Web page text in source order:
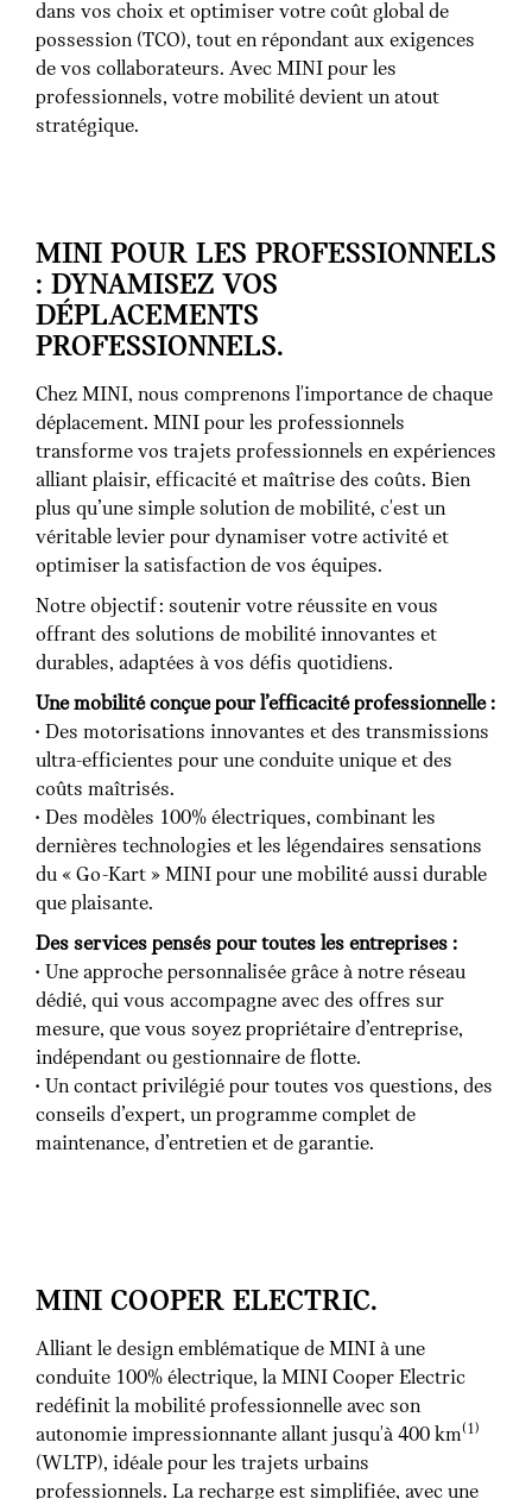
dans vos choix et optimiser votre coût global de
possession (TCO), tout en répondant aux exigences
de vos collaborateurs. Avec MINI pour les
professionnels, votre mobilité devient un atout
stratégique.
MINI POUR LES PROFESSIONNELS
: DYNAMISEZ VOS
DÉPLACEMENTS
PROFESSIONNELS.
Chez MINI, nous comprenons l'importance de chaque
déplacement. MINI pour les professionnels
transforme vos trajets professionnels en expériences
alliant plaisir, efficacité et maîtrise des coûts. Bien
plus qu’une simple solution de mobilité, c'est un
véritable levier pour dynamiser votre activité et
optimiser la satisfaction de vos équipes.
Notre objectif : soutenir votre réussite en vous
offrant des solutions de mobilité innovantes et
durables, adaptées à vos défis quotidiens.
Une mobilité conçue pour l’efficacité professionnelle :
• Des motorisations innovantes et des transmissions
ultra-efficientes pour une conduite unique et des
coûts maîtrisés.
• Des modèles 100% électriques, combinant les
dernières technologies et les légendaires sensations
du « Go-Kart » MINI pour une mobilité aussi durable
que plaisante.
Des services pensés pour toutes les entreprises :
• Une approche personnalisée grâce à notre réseau
dédié, qui vous accompagne avec des offres sur
mesure, que vous soyez propriétaire d’entreprise,
indépendant ou gestionnaire de flotte.
• Un contact privilégié pour toutes vos questions, des
conseils d’expert, un programme complet de
maintenance, d’entretien et de garantie.
MINI COOPER ELECTRIC.
Alliant le design emblématique de MINI à une
conduite 100% électrique, la MINI Cooper Electric
redéfinit la mobilité professionnelle avec son
autonomie impressionnante allant jusqu'à 400 km(1)
(WLTP), idéale pour les trajets urbains
professionnels. La recharge est simplifiée, avec une